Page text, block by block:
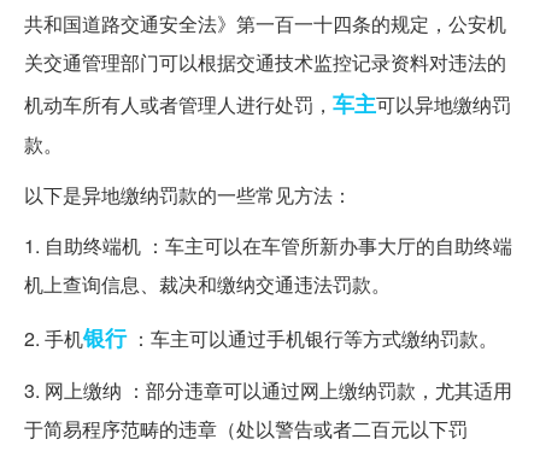
共和国道路交通安全法》第一百一十四条的规定，公安机
关交通管理部门可以根据交通技术监控记录资料对违法的
机动车所有人或者管理人进行处罚， 车主可以异地缴纳罚
款。
以下是异地缴纳罚款的一些常见方法：
1. 自助终端机 ：车主可以在车管所新办事大厅的自助终端
机上查询信息、裁决和缴纳交通违法罚款。
2. 手机银行：车主可以通过手机银行等方式缴纳罚款。
3. 网上缴纳 ：部分违章可以通过网上缴纳罚款，尤其适用
于简易程序范畴的违章（处以警告或者二百元以下罚